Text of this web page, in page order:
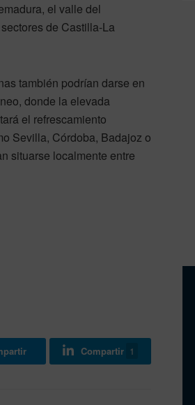
el valle del
de Castilla-La
también podrían darse en
donde la elevada
el refrescamiento
Sevilla, Córdoba, Badajoz o
situarse localmente entre
Compartir 1